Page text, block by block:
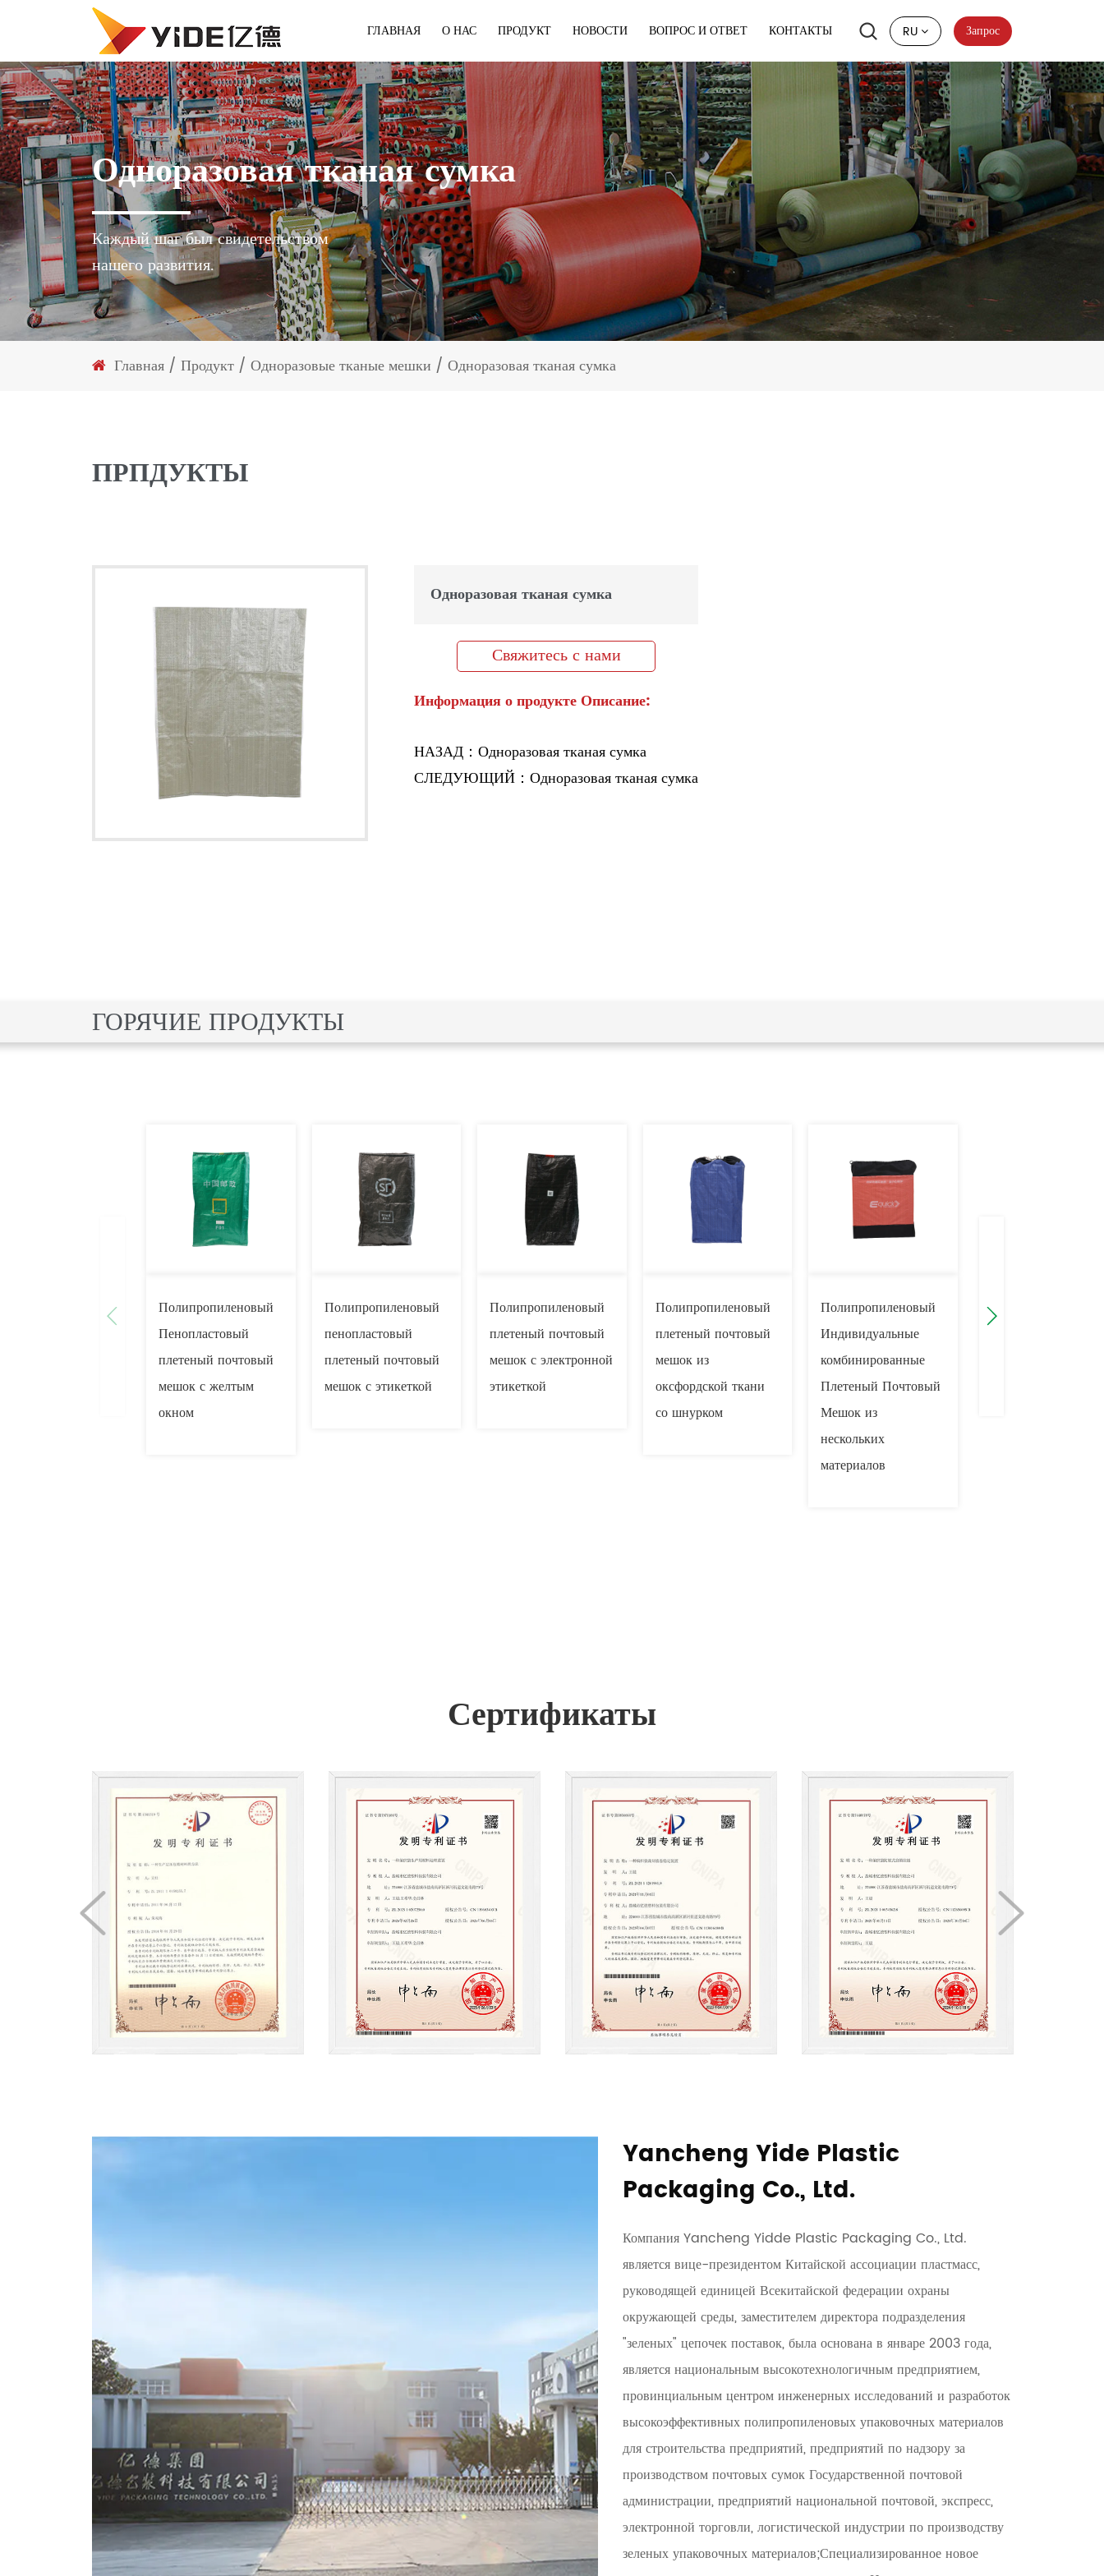
ГЛАВНАЯ О НАС ПРОДУКТ НОВОСТИ ВОПРОС И ОТВЕТ КОНТАКТЫ RU Запрос
Одноразовая тканая сумка
Каждый шаг был свидетельством
нашего развития.
Главная / Продукт / Одноразовые тканые мешки / Одноразовая тканая сумка
ПРПДУКТЫ
Одноразовая тканая сумка
Свяжитесь с нами
Информация о продукте Описание:
НАЗАД：Одноразовая тканая сумка
СЛЕДУЮЩИЙ：Одноразовая тканая сумка
ГОРЯЧИЕ ПРОДУКТЫ
Полипропиленовый
Пенопластовый
плетеный почтовый
мешок с желтым
окном
Полипропиленовый
пенопластовый
плетеный почтовый
мешок с этикеткой
Полипропиленовый
плетеный почтовый
мешок с электронной
этикеткой
Полипропиленовый
плетеный почтовый
мешок из
оксфордской ткани
со шнурком
Полипропиленовый
Индивидуальные
комбинированные
Плетеный Почтовый
Мешок из
нескольких
материалов
Полипропиленовый
Сертификаты
Yancheng Yide Plastic
Packaging Co., Ltd.
Компания Yancheng Yidde Plastic Packaging Co., Ltd.
является вице-президентом Китайской ассоциации пластмасс,
руководящей единицей Всекитайской федерации охраны
окружающей среды, заместителем директора подразделения
"зеленых" цепочек поставок, была основана в январе 2003 года,
является национальным высокотехнологичным предприятием,
провинциальным центром инженерных исследований и разработок
высокоэффективных полипропиленовых упаковочных материалов
для строительства предприятий, предприятий по надзору за
производством почтовых сумок Государственной почтовой
администрации, предприятий национальной почтовой, экспресс,
электронной торговли, логистической индустрии по производству
зеленых упаковочных материалов;Специализированное новое